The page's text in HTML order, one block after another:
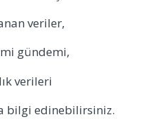
veriler,
gündemi,
verileri
bilgi edinebilirsiniz.